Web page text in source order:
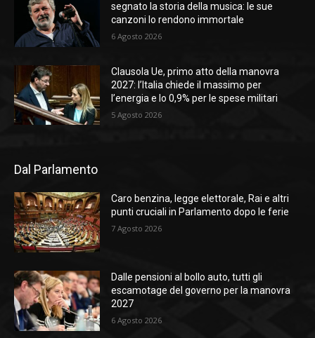
segnato la storia della musica: le sue
canzoni lo rendono immortale
6 Agosto 2026
Clausola Ue, primo atto della manovra
2027: l’Italia chiede il massimo per
l’energia e lo 0,9% per le spese militari
5 Agosto 2026
Dal Parlamento
Caro benzina, legge elettorale, Rai e altri
punti cruciali in Parlamento dopo le ferie
7 Agosto 2026
Dalle pensioni al bollo auto, tutti gli
escamotage del governo per la manovra
2027
6 Agosto 2026